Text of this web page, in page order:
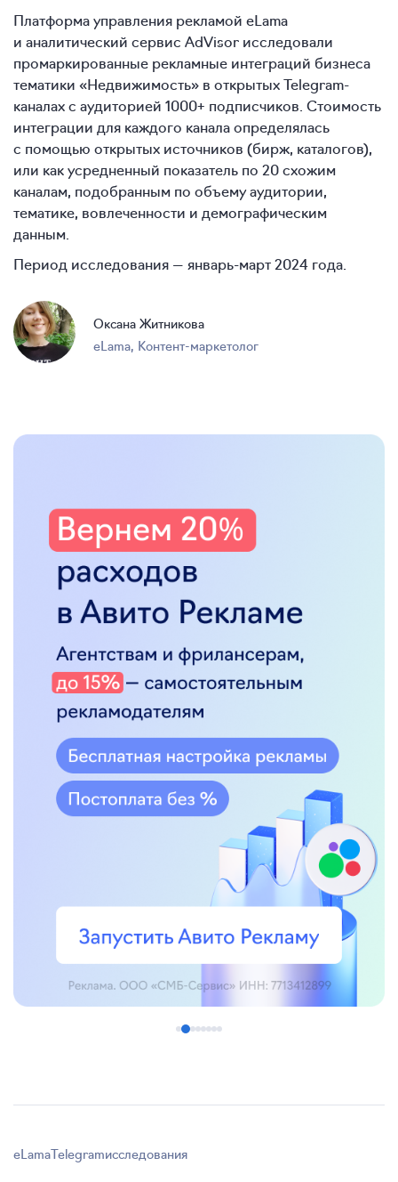
Платформа управления рекламой eLama
и аналитический сервис AdVisor исследовали
промаркированные рекламные интеграций бизнеса
тематики «Недвижимость» в открытых Telegram-
каналах с аудиторией 1000+ подписчиков. Стоимость
интеграции для каждого канала определялась
с помощью открытых источников (бирж, каталогов),
или как усредненный показатель по 20 схожим
каналам, подобранным по объему аудитории,
тематике, вовлеченности и демографическим
данным.
Период исследования — январь-март 2024 года.
Оксана Житникова
eLama, Контент-маркетолог
eLamaTelegramисследования